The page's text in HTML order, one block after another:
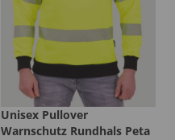
Unisex Pullover
Warnschutz Rundhals Peta